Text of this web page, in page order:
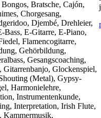
Bratsche, Cajón,
Chorgesang,
Djembé, Drehleier,
Bass, E-Gitarre, E-Piano,
Flamencogitarre,
Gehörbildung,
Gesangscoaching,
Gitarrenbanjo, Glockenspiel,
(Metal), Gypsy-
Harmonielehre,
Instrumentenkunde,
Interpretation, Irish Flute,
Kammermusik,